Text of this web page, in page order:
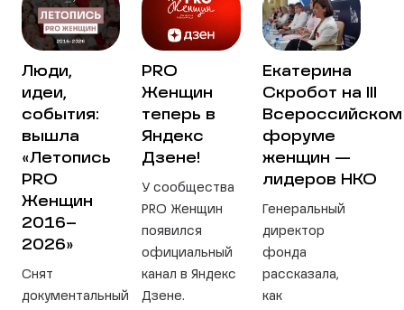
Люди,
идеи,
события:
вышла
«Летопись
PRO
Женщин
2016–
2026»
Снят
документальный
PRO
Женщин
теперь в
Яндекс
Дзене!
У сообщества
PRO Женщин
появился
официальный
канал в Яндекс
Дзене.
Екатерина
Скробот на III
Всероссийском
форуме
женщин —
лидеров НКО
Генеральный
директор
фонда
рассказала,
как